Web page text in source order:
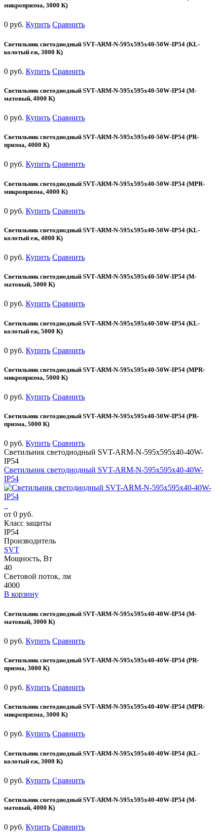
микропризма, 3000 К)
0 руб. Купить Сравнить
Светильник светодиодный SVT-ARM-N-595x595x40-50W-IP54 (KL-
колотый еж, 3000 К)
0 руб. Купить Сравнить
Светильник светодиодный SVT-ARM-N-595x595x40-50W-IP54 (М-
матовый, 4000 К)
0 руб. Купить Сравнить
Светильник светодиодный SVT-ARM-N-595x595x40-50W-IP54 (PR-
призма, 4000 К)
0 руб. Купить Сравнить
Светильник светодиодный SVT-ARM-N-595x595x40-50W-IP54 (MPR-
микропризма, 4000 К)
0 руб. Купить Сравнить
Светильник светодиодный SVT-ARM-N-595x595x40-50W-IP54 (KL-
колотый еж, 4000 К)
0 руб. Купить Сравнить
Светильник светодиодный SVT-ARM-N-595x595x40-50W-IP54 (М-
матовый, 5000 К)
0 руб. Купить Сравнить
Светильник светодиодный SVT-ARM-N-595x595x40-50W-IP54 (KL-
колотый еж, 5000 К)
0 руб. Купить Сравнить
Светильник светодиодный SVT-ARM-N-595x595x40-50W-IP54 (MPR-
микропризма, 5000 К)
0 руб. Купить Сравнить
Светильник светодиодный SVT-ARM-N-595x595x40-50W-IP54 (PR-
призма, 5000 К)
0 руб. Купить Сравнить
Светильник светодиодный SVT-ARM-N-595x595x40-40W-
IP54
Светильник светодиодный SVT-ARM-N-595x595x40-40W-
IP54
от 0 руб.
Класс защиты
IP54
Производитель
SVT
Мощность, Вт
40
Световой поток, лм
4000
В корзину
Светильник светодиодный SVT-ARM-N-595x595x40-40W-IP54 (М-
матовый, 3000 К)
0 руб. Купить Сравнить
Светильник светодиодный SVT-ARM-N-595x595x40-40W-IP54 (PR-
призма, 3000 К)
0 руб. Купить Сравнить
Светильник светодиодный SVT-ARM-N-595x595x40-40W-IP54 (MPR-
микропризма, 3000 К)
0 руб. Купить Сравнить
Светильник светодиодный SVT-ARM-N-595x595x40-40W-IP54 (KL-
колотый еж, 3000 К)
0 руб. Купить Сравнить
Светильник светодиодный SVT-ARM-N-595x595x40-40W-IP54 (М-
матовый, 4000 К)
0 руб. Купить Сравнить